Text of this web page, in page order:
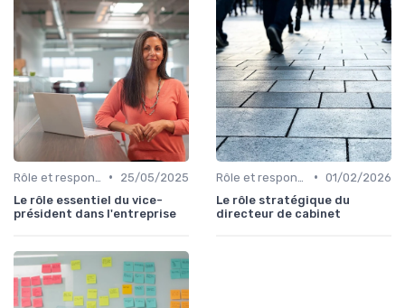
•
25/05/2025
Le rôle essentiel du vice-
président dans l'entreprise
• 01/02/2026
Le rôle stratégique du
directeur de cabinet